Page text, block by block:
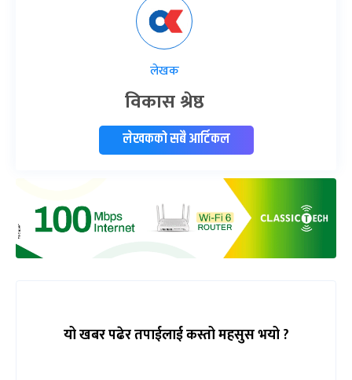
लेखक
विकास श्रेष्ठ
लेखकको सबै आर्टिकल
यो खबर पढेर तपाईलाई कस्तो महसुस भयो ?